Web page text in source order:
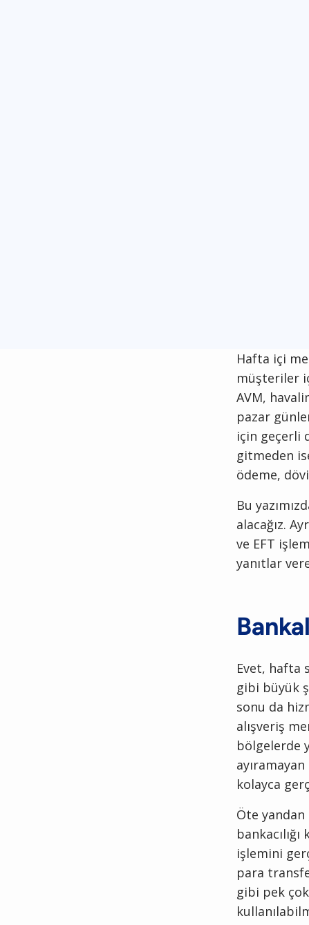
Hafta içi
müşteriler
AVM,
pazar
için geçerli
gitmeden
ödeme,
Bu
alacağız.
ve EFT
yanıtlar
Evet, hafta
gibi büyük
sonu da
alışveriş
bölgelerde
kolayca
Öte yandan
işlemini
para
gibi pek